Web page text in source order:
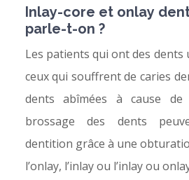
Inlay-core et onlay
parle-t-on ?
Les patients qui ont des dents
ceux qui souffrent de caries
dents abîmées à cause
brossage des dents
dentition grâce à une
l’onlay, l’inlay ou l’inlay ou